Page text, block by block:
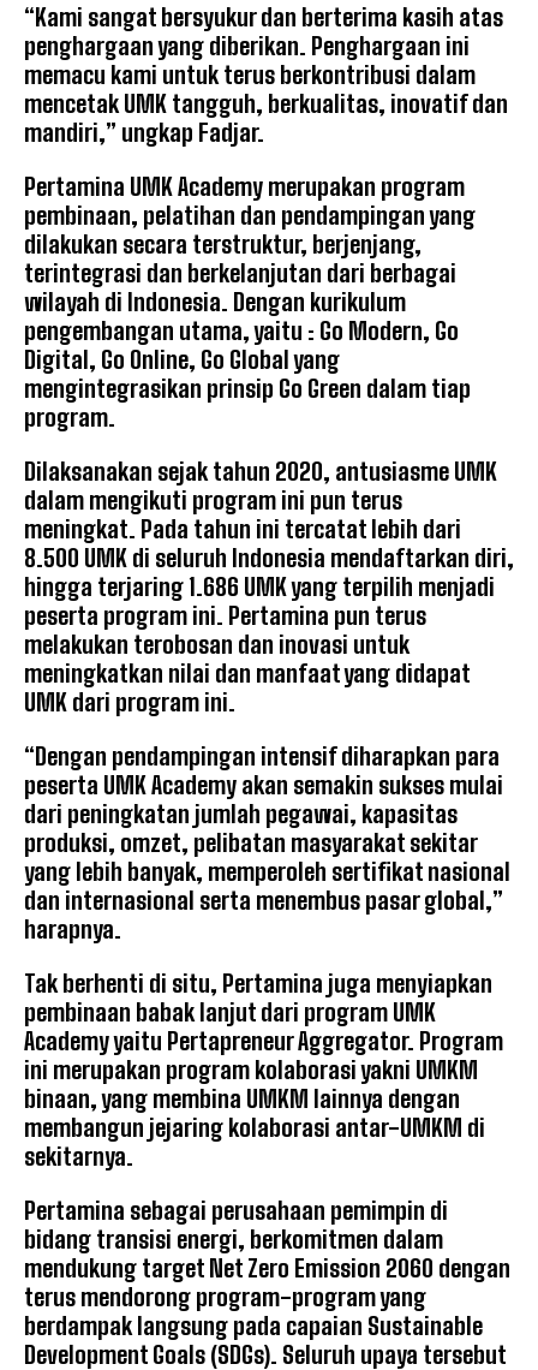
“Kami sangat bersyukur dan berterima kasih atas
penghargaan yang diberikan. Penghargaan ini
memacu kami untuk terus berkontribusi dalam
mencetak UMK tangguh, berkualitas, inovatif dan
mandiri,” ungkap Fadjar.
Pertamina UMK Academy merupakan program
pembinaan, pelatihan dan pendampingan yang
dilakukan secara terstruktur, berjenjang,
terintegrasi dan berkelanjutan dari berbagai
wilayah di Indonesia. Dengan kurikulum
pengembangan utama, yaitu : Go Modern, Go
Digital, Go Online, Go Global yang
mengintegrasikan prinsip Go Green dalam tiap
program.
Dilaksanakan sejak tahun 2020, antusiasme UMK
dalam mengikuti program ini pun terus
meningkat. Pada tahun ini tercatat lebih dari
8.500 UMK di seluruh Indonesia mendaftarkan diri,
hingga terjaring 1.686 UMK yang terpilih menjadi
peserta program ini. Pertamina pun terus
melakukan terobosan dan inovasi untuk
meningkatkan nilai dan manfaat yang didapat
UMK dari program ini.
“Dengan pendampingan intensif diharapkan para
peserta UMK Academy akan semakin sukses mulai
dari peningkatan jumlah pegawai, kapasitas
produksi, omzet, pelibatan masyarakat sekitar
yang lebih banyak, memperoleh sertifikat nasional
dan internasional serta menembus pasar global,”
harapnya.
Tak berhenti di situ, Pertamina juga menyiapkan
pembinaan babak lanjut dari program UMK
Academy yaitu Pertapreneur Aggregator. Program
ini merupakan program kolaborasi yakni UMKM
binaan, yang membina UMKM lainnya dengan
membangun jejaring kolaborasi antar-UMKM di
sekitarnya.
Pertamina sebagai perusahaan pemimpin di
bidang transisi energi, berkomitmen dalam
mendukung target Net Zero Emission 2060 dengan
terus mendorong program-program yang
berdampak langsung pada capaian Sustainable
Development Goals (SDGs). Seluruh upaya tersebut